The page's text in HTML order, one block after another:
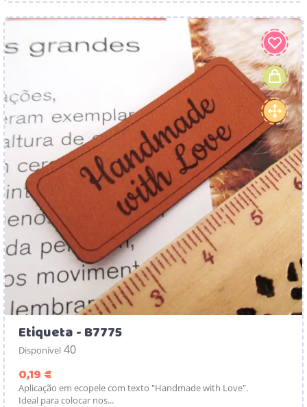
Etiqueta - B7775
Disponível 40
0,19 €
Aplicação em ecopele com texto "Handmade with Love".
Ideal para colocar nos...